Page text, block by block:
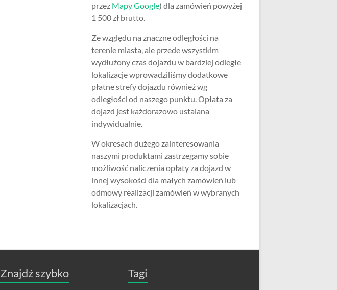
przez Mapy Google) dla zamówień powyżej
1 500 zł brutto.
Ze względu na znaczne odległości na
terenie miasta, ale przede wszystkim
wydłużony czas dojazdu w bardziej odległe
lokalizacje wprowadziliśmy dodatkowe
płatne strefy dojazdu również wg
odległości od naszego punktu. Opłata za
dojazd jest każdorazowo ustalana
indywidualnie.
W okresach dużego zainteresowania
naszymi produktami zastrzegamy sobie
możliwość naliczenia opłaty za dojazd w
innej wysokości dla małych zamówień lub
odmowy realizacji zamówień w wybranych
lokalizacjach.
Znajdź szybko Tagi